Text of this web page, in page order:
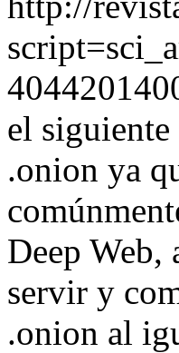
el
.onion ya
Deep Web,
servir y
.onion al